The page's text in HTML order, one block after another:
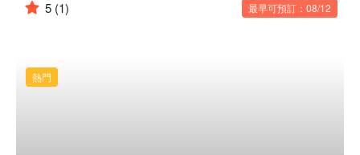
5 (1) 最早可預訂：08/12
熱門